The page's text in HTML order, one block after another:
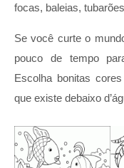
focas, baleias,
Se você curte o
pouco de tempo
Escolha bonitas
que existe debaixo